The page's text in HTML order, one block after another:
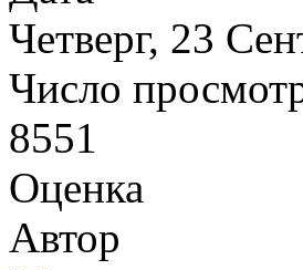
Четверг, 23
Число
8551
Оценка
Автор